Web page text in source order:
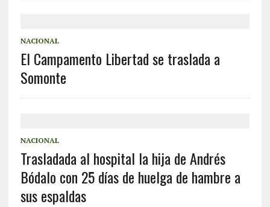
NACIONAL
El Campamento Libertad se traslada a
Somonte
NACIONAL
Trasladada al hospital la hija de Andrés
Bódalo con 25 días de huelga de hambre a
sus espaldas